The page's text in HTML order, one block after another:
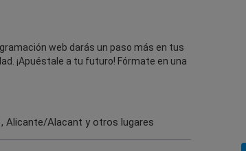
web darás un paso más en tus
¡Apuéstale a tu futuro! Fórmate en una
Alicante/Alacant y otros lugares